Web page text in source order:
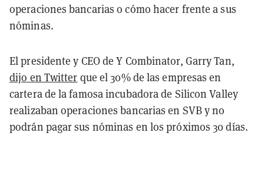
operaciones bancarias o cómo hacer frente a sus
nóminas.
El presidente y CEO de Y Combinator, Garry Tan,
dijo en Twitter que el 30% de las empresas en
cartera de la famosa incubadora de Silicon Valley
realizaban operaciones bancarias en SVB y no
podrán pagar sus nóminas en los próximos 30 días.